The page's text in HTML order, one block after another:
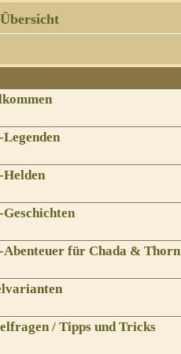
Legenden
Helden
Geschichten
Abenteuer für Chada & Thorn
/ Tipps und Tricks